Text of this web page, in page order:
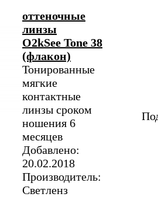
оттеночные
линзы
O2kSee Tone 38
(флакон)
Тонированные
мягкие
контактные
линзы сроком
ношения 6
месяцев
Добавлено:
20.02.2018
Производитель:
Светленз